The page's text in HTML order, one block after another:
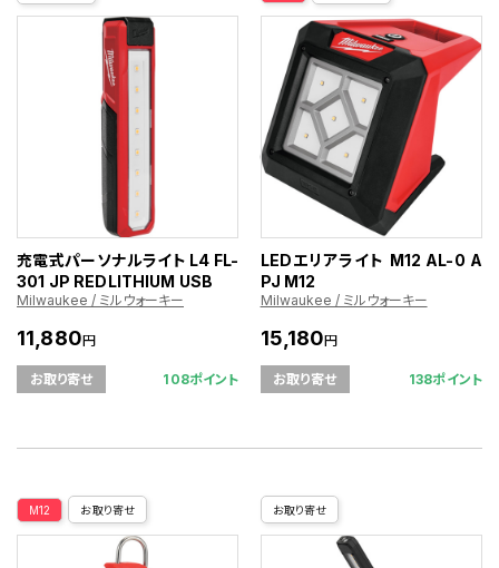
充電式パーソナルライト L4 FL-
301 JP REDLITHIUM USB
Milwaukee / ミルウォーキー
11,880円
お取り寄せ 108ポイント
LEDエリアライト M12 AL-0 A
PJ M12
Milwaukee / ミルウォーキー
15,180円
お取り寄せ 138ポイント
M12 お取り寄せ お取り寄せ